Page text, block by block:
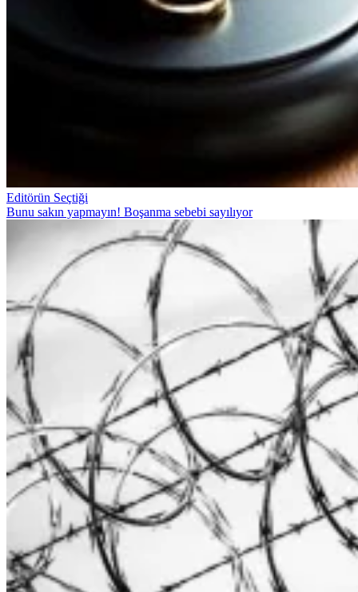
Editörün Seçtiği
Bunu sakın yapmayın! Boşanma sebebi sayılıyor